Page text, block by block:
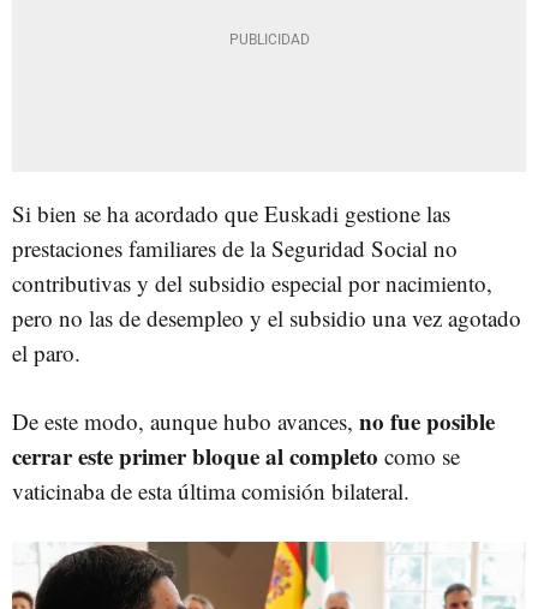
Si bien se ha acordado que Euskadi gestione las
prestaciones familiares de la Seguridad Social no
contributivas y del subsidio especial por nacimiento,
pero no las de desempleo y el subsidio una vez agotado
el paro.
De este modo, aunque hubo avances, no fue posible
cerrar este primer bloque al completo como se
vaticinaba de esta última comisión bilateral.